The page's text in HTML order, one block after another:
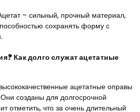
– сильный, прочный материал,
сохранять форму с
Как долго служат ацетатные
ацетатные оправы
созданы для долгосрочной
отметить, что за очень длительный